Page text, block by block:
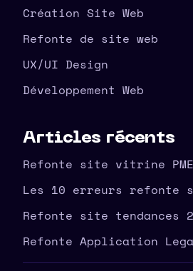
Création Site Web
Refonte de site web
UX/UI Design
Développement Web
Articles récents
Refonte site vitrine
| agence THATMUCH
Les 10 erreurs refonte
éviter en amont –
Refonte site tendances
Refonte Application
Modernisez Votre Outil |